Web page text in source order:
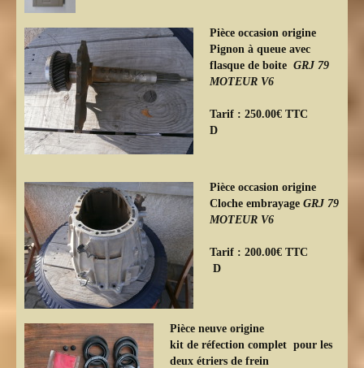
Pièce occasion origine
Pignon à queue avec
flasque de boite GRJ 79
MOTEUR V6
Tarif : 250.00€ TTC
D
Pièce occasion origine
Cloche embrayage GRJ 79
MOTEUR V6
Tarif : 200.00€ TTC
D
Pièce neuve origine
kit de réfection complet pour les
deux étriers de frein